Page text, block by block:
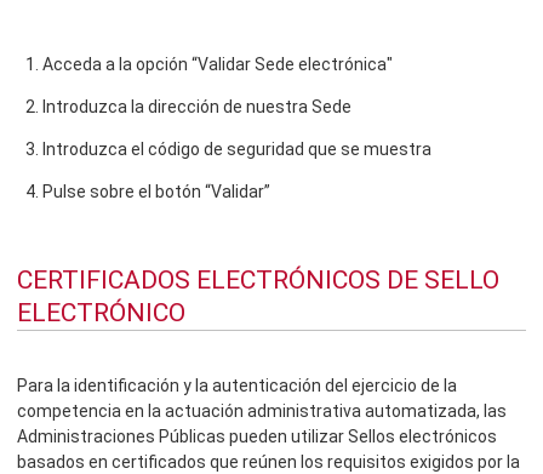
Acceda a la opción “Validar Sede electrónica"
Introduzca la dirección de nuestra Sede
Introduzca el código de seguridad que se muestra
Pulse sobre el botón “Validar”
CERTIFICADOS ELECTRÓNICOS DE SELLO
ELECTRÓNICO
Para la identificación y la autenticación del ejercicio de la
competencia en la actuación administrativa automatizada, las
Administraciones Públicas pueden utilizar Sellos electrónicos
basados en certificados que reúnen los requisitos exigidos por la